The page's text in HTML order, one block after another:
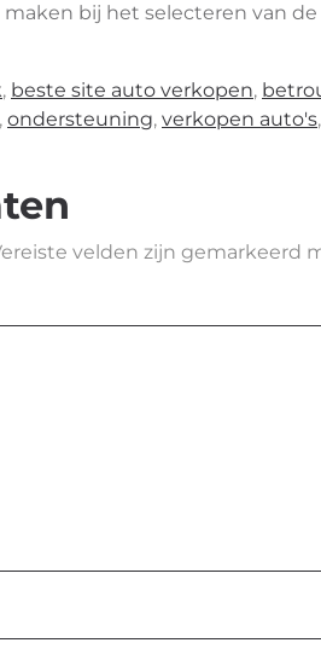
bij het selecteren van
, beste site auto verkopen,
, ondersteuning, verkopen auto's,
velden zijn gemarkeerd